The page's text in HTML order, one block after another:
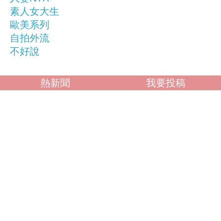
素人女大生
歐美系列
自拍外流
不好說
熱新聞 我要投稿